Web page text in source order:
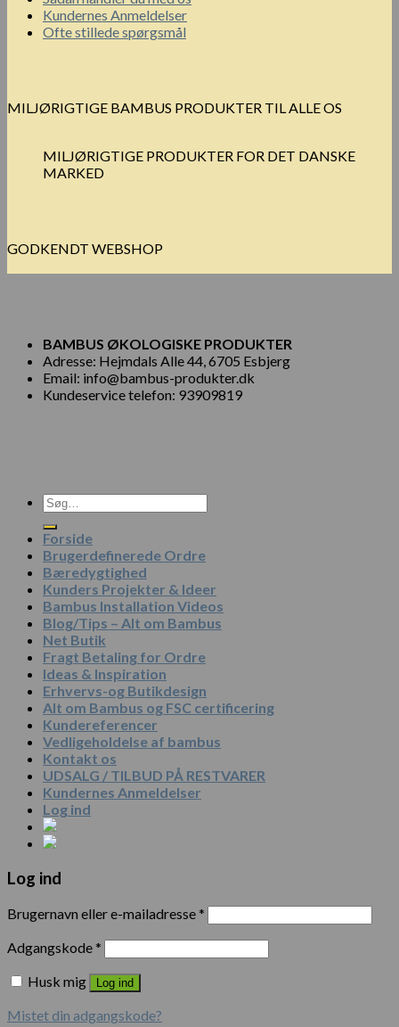
Kundernes Anmeldelser
Ofte stillede spørgsmål
MILJØRIGTIGE BAMBUS PRODUKTER TIL ALLE OS
MILJØRIGTIGE PRODUKTER FOR DET DANSKE
MARKED
GODKENDT WEBSHOP
BAMBUS ØKOLOGISKE PRODUKTER
Adresse: Hejmdals Alle 44, 6705 Esbjerg
Email: info@bambus-produkter.dk
Kundeservice telefon: 93909819
Søg
efter:
Forside
Brugerdefinerede Ordre
Bæredygtighed
Kunders Projekter & Ideer
Bambus Installation Videos
Blog/Tips – Alt om Bambus
Net Butik
Fragt Betaling for Ordre
Ideas & Inspiration
Erhvervs-og Butikdesign
Alt om Bambus og FSC certificering
Kundereferencer
Vedligeholdelse af bambus
Kontakt os
UDSALG / TILBUD PÅ RESTVARER
Kundernes Anmeldelser
Log ind
Log ind
Brugernavn eller e-mailadresse*
Adgangskode*
Husk mig
Log ind
Mistet din adgangskode?